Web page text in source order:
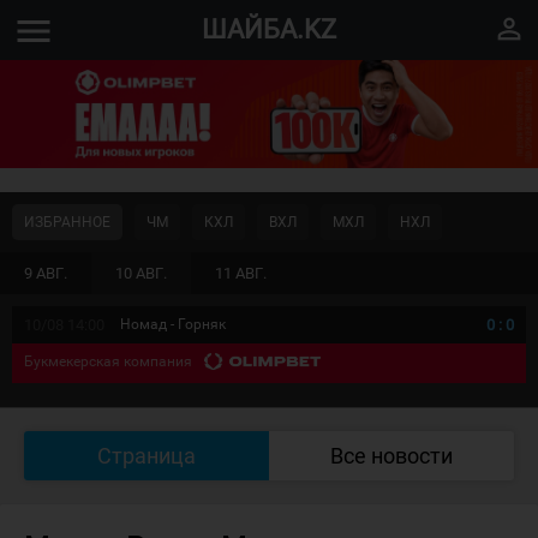
menu ШАЙБА.KZ perm_identity
9 АВГ. 10 АВГ. 11 АВГ.
ИЗБРАННОЕ ЧМ КХЛ ВХЛ МХЛ НХЛ
Номад - Горняк 0 : 0
Букмекерская компания
Страница Все новости